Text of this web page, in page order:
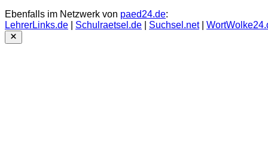
Ebenfalls im Netzwerk von paed24.de:
LehrerLinks.de
Schulraetsel.de Suchsel.net|
Close